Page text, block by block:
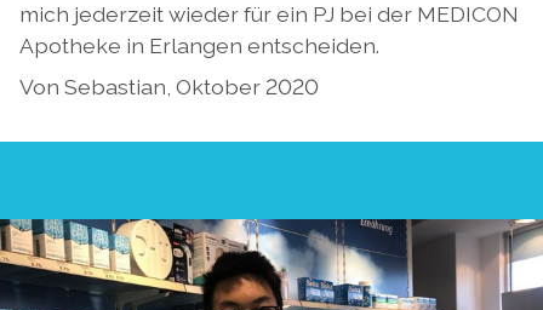
mich jederzeit wieder für ein PJ bei der MEDICON
Apotheke in Erlangen entscheiden.
Von Sebastian, Oktober 2020